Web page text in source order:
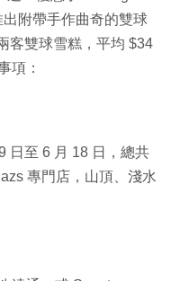
附帶手作曲奇的雙球
客雙球雪糕，平均 $34
項：
日至 6 月 18 日，總共
專門店，山頂、淺水